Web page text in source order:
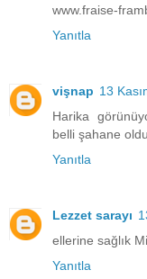
www.fraise-
Yanıtla
vişnap 13
Harika
belli şahane
Yanıtla
Lezzet sarayı
ellerine sağlık
Yanıtla